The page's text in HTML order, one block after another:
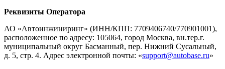
Реквизиты Оператора
АО «Автоинжиниринг» (ИНН/КПП: 7709406740/770901001),
расположенное по адресу: 105064, город Москва, вн.тер.г.
муниципальный округ Басманный, пер. Нижний Сусальный,
д. 5, стр. 4. Адрес электронной почты: «support@autobase.ru»